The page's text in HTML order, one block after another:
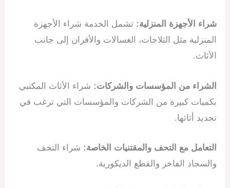
شراء الأجهزة المنزلية: تشمل الخدمة شراء الأجهزة
المنزلية مثل الثلاجات، الغسالات والأفران إلى جانب
الأثاث.
الشراء من المؤسسات والشركات: شراء الأثاث المكتبي
بكميات كبيرة من الشركات والمؤسسات التي ترغب في
تجديد أثاثها.
التعامل مع التحف والمقتنيات الخاصة: شراء التحف
والسجاد الفاخر والقطع الديكورية.